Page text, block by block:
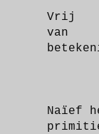
Vrij
van
Naïef